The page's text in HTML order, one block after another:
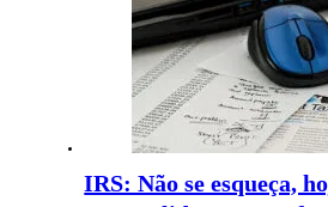
IRS: Não se esqueça,